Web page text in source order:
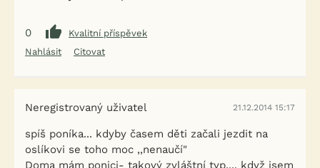
0
Kvalitní příspěvek
Nahlásit
Citovat
Neregistrovaný uživatel 21.12.2014 15:17
spíš poníka... kdyby časem děti začali jezdit na
oslíkovi se toho moc ,,nenaučí"
Doma mám ponici- takový zvláštní typ.... když jsem